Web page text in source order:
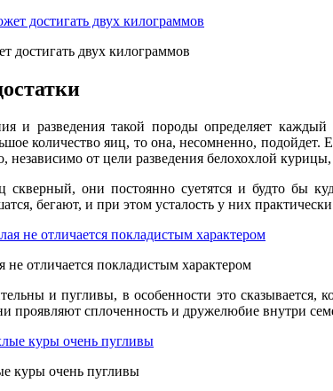
достигать двух килограммов
и разведения такой породы определяет
количество яиц, то она, несомненно,
от цели разведения белохохлой
скверный, они постоянно суетятся и будто бы
бегают, и при этом усталость у них практически
не отличается покладистым характером
и пугливы, в особенности это сказывается,
проявляют сплоченность и дружелюбие внутри
куры очень пугливы